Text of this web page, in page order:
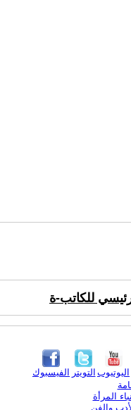
للكاتب-ة
الفيسبوك التويتر اليوتيوب
المرأة
والفن